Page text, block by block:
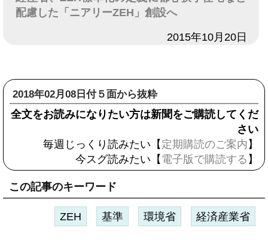
配慮した「ニアリーZEH」創設へ
2015年10月20日
2018年02月08日付５面から抜粋
全文をお読みになりたい方は新聞をご購読してくだ
さい
毎週じっくり読みたい【 定期購読のご案内 】
今スグ読みたい【 電子版で購読する 】
この記事のキーワード
ZEH 基準 環境省 経済産業省